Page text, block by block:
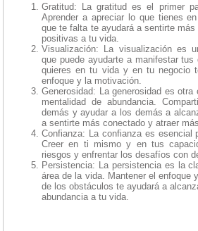
Gratitud: La gratitud es el primer
Aprender a apreciar lo que tienes
que te falta te ayudará a sentirte
positivas a tu vida.
Visualización: La visualización es
que puede ayudarte a manifestar
quieres en tu vida y en tu negocio
enfoque y la motivación.
Generosidad: La generosidad es otra
mentalidad de abundancia.
demás y ayudar a los demás a
a sentirte más conectado y atraer
Confianza: La confianza es esencial
Creer en ti mismo y en tus
riesgos y enfrentar los desafíos con
Persistencia: La persistencia es la
área de la vida. Mantener el enfoque
de los obstáculos te ayudará a
abundancia a tu vida.